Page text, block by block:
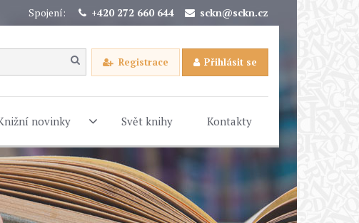
Spojení: +420 272 660 644 sckn@sckn.cz
Registrace Přihlásit se
novinky Svět knihy Kontakty